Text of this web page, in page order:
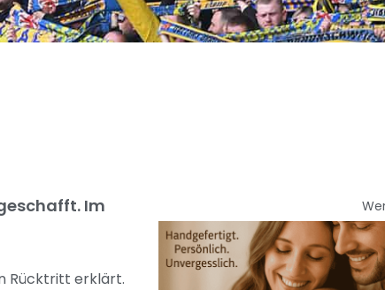
Im
Rücktritt erklärt.